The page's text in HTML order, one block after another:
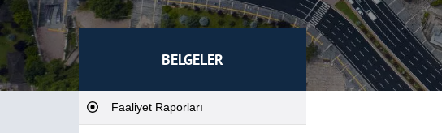
BELGELER
Faaliyet Raporları